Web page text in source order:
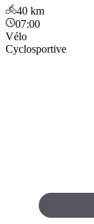
40 km
07:00
Vélo
Cyclosportive